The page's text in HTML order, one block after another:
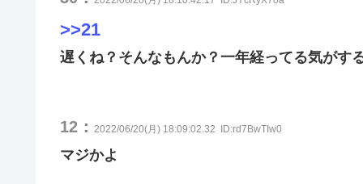
>>21
遅くね？そんなもんか？一年経ってる気がす
12： 2022/06/20(月) 18:09:02.32 ID:rd7BwTIw0
マジかよ